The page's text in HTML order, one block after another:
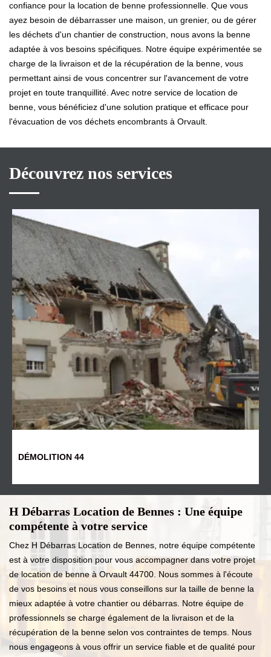
confiance pour la location de benne professionnelle. Que vous
ayez besoin de débarrasser une maison, un grenier, ou de gérer
les déchets d'un chantier de construction, nous avons la benne
adaptée à vos besoins spécifiques. Notre équipe expérimentée se
charge de la livraison et de la récupération de la benne, vous
permettant ainsi de vous concentrer sur l'avancement de votre
projet en toute tranquillité. Avec notre service de location de
benne, vous bénéficiez d'une solution pratique et efficace pour
l'évacuation de vos déchets encombrants à Orvault.
Découvrez nos services
DÉMOLITION 44
H Débarras Location de Bennes : Une équipe
compétente à votre service
Chez H Débarras Location de Bennes, notre équipe compétente
est à votre disposition pour vous accompagner dans votre projet
de location de benne à Orvault 44700. Nous sommes à l'écoute
de vos besoins et nous vous conseillons sur la taille de benne la
mieux adaptée à votre chantier ou débarras. Notre équipe de
professionnels se charge également de la livraison et de la
récupération de la benne selon vos contraintes de temps. Nous
nous engageons à vous offrir un service fiable et de qualité pour